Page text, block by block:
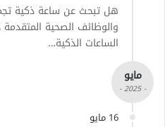
هل تبحث عن ساعة ذكية
والوظائف الصحية المتقدمة
الساعات الذكية…
مايو
- 2025 -
16 مايو